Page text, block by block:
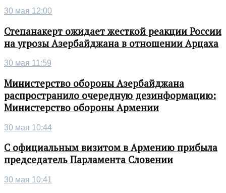
30 мая 12:00
Степанакерт ожидает жесткой реакции России
на угрозы Азербайджана в отношении Арцаха
30 мая 11:59
Министерство обороны Азербайджана
распространило очередную дезинформацию:
Министерство обороны Армении
30 мая 10:44
С официальным визитом в Армению прибыла
председатель Парламента Словении
30 мая 10:41